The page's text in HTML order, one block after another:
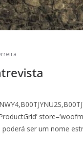
poderá ser um nome